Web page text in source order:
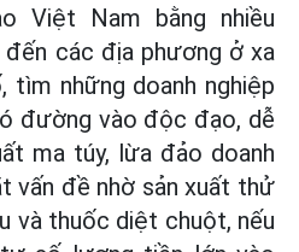
Việt Nam bằng nhiều
các địa phương ở xa
tìm những doanh nghiệp
đường vào độc đạo, dễ
ma túy, lừa đảo doanh
vấn đề nhờ sản xuất thử
và thuốc diệt chuột, nếu